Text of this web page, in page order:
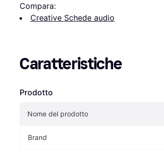
Compara:
Creative Schede audio
Caratteristiche
Prodotto
Nome del prodotto
Brand